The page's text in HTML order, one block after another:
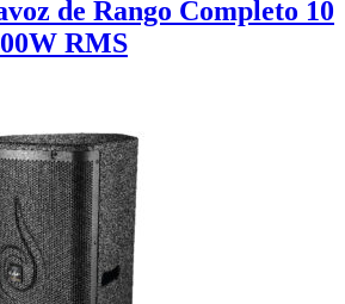
de Rango Completo 10
RMS